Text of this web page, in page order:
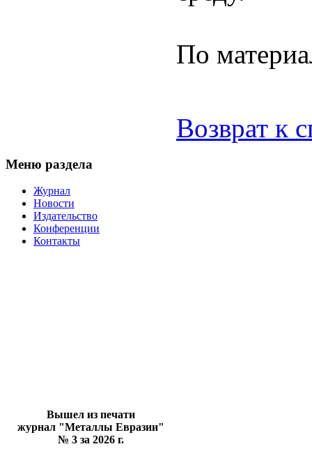
По
Возврат к
Меню раздела
Журнал
Новости
Издательство
Конференции
Контакты
Вышел из печати
журнал "Металлы Евразии"
№ 3 за 2026 г.